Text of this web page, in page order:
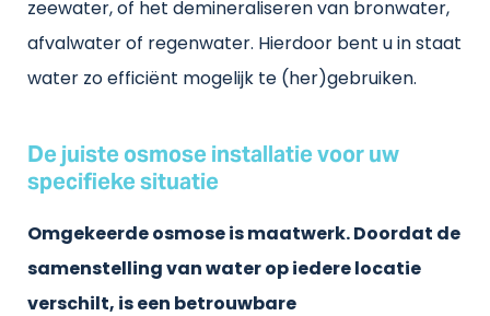
zeewater, of het demineraliseren van bronwater,
afvalwater of regenwater. Hierdoor bent u in staat
water zo efficiënt mogelijk te (her)gebruiken.
De juiste osmose installatie voor uw
specifieke situatie
Omgekeerde osmose is maatwerk. Doordat de
samenstelling van water op iedere locatie
verschilt, is een betrouwbare